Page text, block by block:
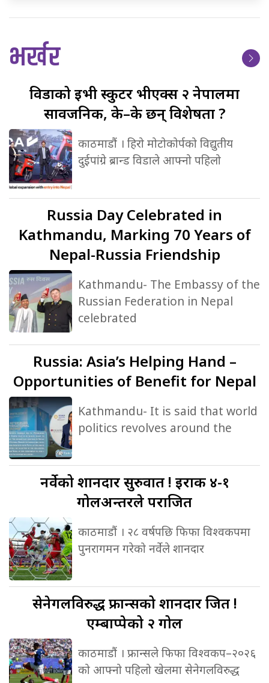
भर्खर
विडाकोईभी स्कुटर भीएक्स २ नेपालमा
सार्वजनिक, के–के छन् विशेषता ?
काठमाडौं । हिरो मोटोकोर्पको विद्युतीय
दुईपांग्रे ब्रान्ड विडाले आफ्नो पहिलो
Russia Day Celebrated in
Kathmandu, Marking 70 Years of
Nepal-Russia Friendship
Kathmandu- The Embassy of the
Russian Federation in Nepal
celebrated
Russia: Asia’s Helping Hand –
Opportunities of Benefit for Nepal
Kathmandu- It is said that world
politics revolves around the
नर्वेकोशानदार सुरुवात ! इराक ४-१
गोलअन्तरले पराजित
काठमाडौं । २८ वर्षपछि फिफा विश्वकपमा
पुनरागमन गरेको नर्वेले शानदार
सेनेगलविरुद्धफ्रान्सको शानदार जित !
एम्बाप्पेको २ गोल
काठमाडौं । फ्रान्सले फिफा विश्वकप–२०२६
को आफ्नो पहिलो खेलमा सेनेगलविरुद्ध